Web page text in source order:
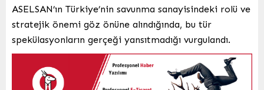
ASELSAN’ın Türkiye’nin savunma sanayisindeki rolü ve
stratejik önemi göz önüne alındığında, bu tür
spekülasyonların gerçeği yansıtmadığı vurgulandı.